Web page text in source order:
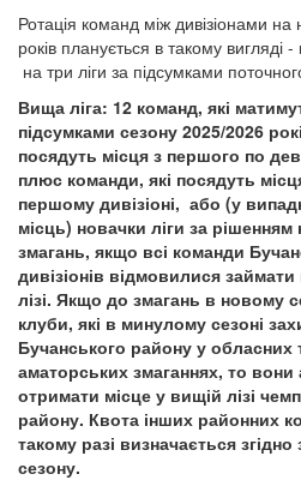
Ротація команд між дивізіонами
років планується в такому вигляді
на три ліги за підсумками
Вища ліга: 12 команд, які
підсумками сезону 2025/2026
посядуть місця з першого по
плюс команди, які посядуть
першому дивізіоні, або (у
місць) новачки ліги за рішенням
змагань, якщо всі команди
дивізіонів відмовилися
лізі. Якщо до змагань в новому
клуби, які в минулому сезоні
Бучанського району у обласних
аматорських змаганнях, то
отримати місце у вищій лізі
району. Квота інших районних
такому разі визначається
сезону.